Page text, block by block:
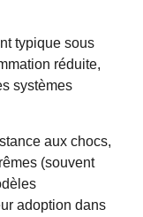
typique sous
réduite,
systèmes
aux chocs,
(souvent
adoption dans